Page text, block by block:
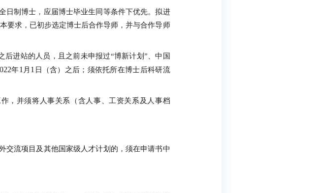
日制博士，应届博士毕业生同等条件下优先。拟进
要求，已初步选定博士后合作导师，并与合作导师
后进站的人员，且之前未申报过“博新计划”、中国
年1 月 1 日（含）之后；须依托所在博士后科研流
，并须将人事关系（含人事、工资关系及人事档
交流项目及其他国家级人才计划的，须在申请书中